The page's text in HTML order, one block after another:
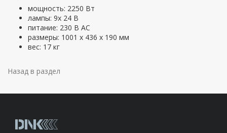
мощность: 2250 Вт
лампы: 9х 24 В
питание: 230 В АС
размеры: 1001 x 436 x 190 мм
вес: 17 кг
Назад в раздел